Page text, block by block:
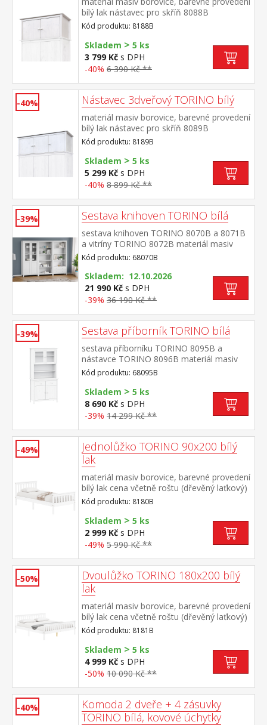
bílý lak nástavec pro skříň 8088B
Kód produktu: 8188B
Skladem > 5 ks
3 799 Kč s DPH
-40% 6 390 Kč **
-40% Nástavec 3dveřový TORINO bílý
materiál masiv borovice, barevné provedení
bílý lak nástavec pro skříň 8089B
Kód produktu: 8189B
Skladem > 5 ks
5 299 Kč s DPH
-40% 8 899 Kč **
-39% Sestava knihoven TORINO bílá
sestava knihoven TORINO 8070B a 8071B
a vitríny TORINO 8072B materiál masiv
borovice, barevné provedení bílý
lak knihovna 8070B: čtyři police knihovna
8071B: tři police, dvě zásuvky s kovovými
pojezdy vitrína 8072B: dvoje částečně
prosklené dveře, čtyři police rozměr
cm rozměr knihovny 8071B (š/h/v) 85 × 37
× 190 cm rozměr vitríny 8072B (š/h/v) 85 ×
37 × 190 cm
Kód produktu: 68070B
Skladem: 12.10.2026
21 990 Kč s DPH
-39% 36 190 Kč **
-39% Sestava příborník TORINO bílá
sestava příborníku TORINO 8095B a
nástavce TORINO 8096B materiál masiv
borovice, barevné provedení bílý
lak příborník: 2 zásuvky s kovovými pojezdy,
2 plné dveře, 1 police nástavec: 2 prosklené
dveře, 1 police rozměr příborníku (š/h/v) 90
× 40 × 80 cm rozměr nástavce (š/h/v) 90 ×
Kód produktu: 68095B
Skladem > 5 ks
8 690 Kč s DPH
-39% 14 299 Kč **
-49%
Jednolůžko TORINO 90x200 bílý
lak
materiál masiv borovice, barevné provedení
bílý lak cena včetně roštu (dřevěný laťkový)
bez matrace doporučený rozměr matrace
90 × 200 cm
Kód produktu: 8180B
Skladem > 5 ks
2 999 Kč s DPH
-49% 5 990 Kč **
-50%
Dvoulůžko TORINO 180x200 bílý
lak
materiál masiv borovice, barevné provedení
bílý lak cena včetně roštu (dřevěný laťkový)
bez matrace doporučený rozměr matrace
180 × 200 cm nebo 2 kusy 90 × 200 cm
Kód produktu: 8181B
Skladem > 5 ks
4 999 Kč s DPH
-50% 10 090 Kč **
-40%
Komoda 2 dveře + 4 zásuvky
TORINO bílá, kovové úchytky